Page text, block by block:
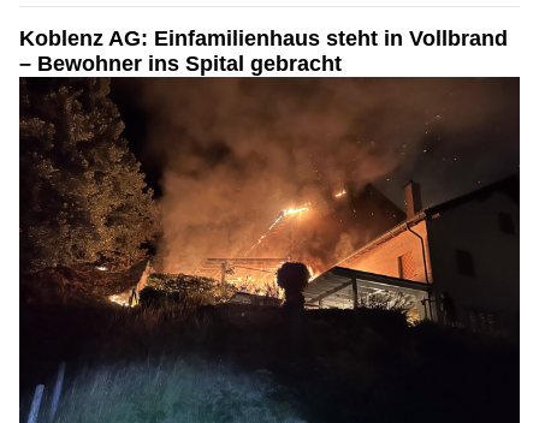
Koblenz AG: Einfamilienhaus steht in Vollbrand
– Bewohner ins Spital gebracht